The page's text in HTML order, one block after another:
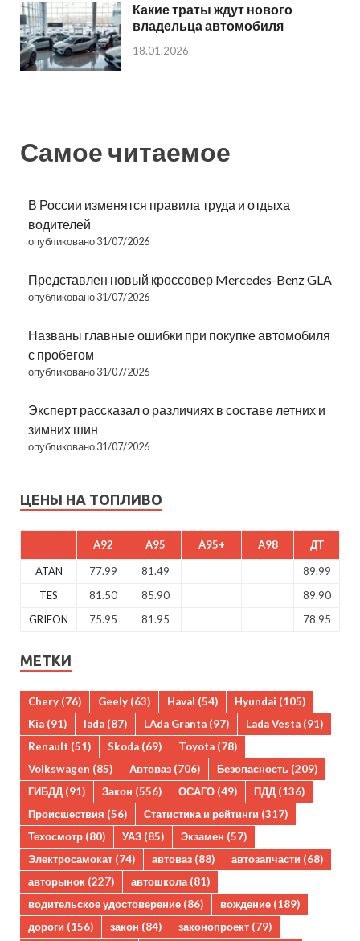
Какие траты ждут нового
владельца автомобиля
18.01.2026
Самое читаемое
В России изменятся правила труда и отдыха
водителей
опубликовано 31/07/2026
Представлен новый кроссовер Mercedes-Benz GLA
опубликовано 31/07/2026
Названы главные ошибки при покупке автомобиля
с пробегом
опубликовано 31/07/2026
Эксперт рассказал о различиях в составе летних и
зимних шин
опубликовано 31/07/2026
ЦЕНЫ НА ТОПЛИВО
A92 A95 A95+ A98 ДТ
ATAN 77.99 81.49
89.99
TES
81.50 85.90
89.90
GRIFON
75.95 81.95 78.95
МЕТКИ
Chery (76) Geely (63) Haval (54) Hyundai (105)
Kia (91) lada (87) LAda Granta (97) Lada Vesta (91)
Renault (51) Skoda (69) Toyota (78)
Volkswagen (85) Автоваз (706) Безопасность (209)
ГИБДД (91) Закон (556) ОСАГО (49) ПДД (136)
Происшествия (56) Статистика и рейтинги (317)
Техосмотр (80) УАЗ (85) Экзамен (57)
Электросамокат (74) автоваз (88) автозапчасти (68)
авторынок (227) автошкола (81)
водительское удостоверение (86) вождение (189)
дороги (156) закон (84) законопроект (79)